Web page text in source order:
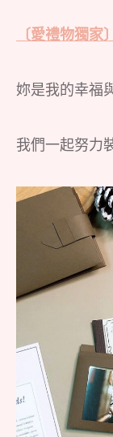
〔愛禮物獨
妳是我的幸福
我們一起努力